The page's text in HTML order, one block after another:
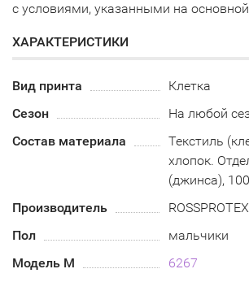
с условиями, указанными на
ХАРАКТЕРИСТИКИ
Вид принта
Клетка
Сезон
На любой
Состав материала
Текстиль
хлопок.
(джинса),
Производитель
ROSSPROTEX
Пол
мальчики
Модель М
6267